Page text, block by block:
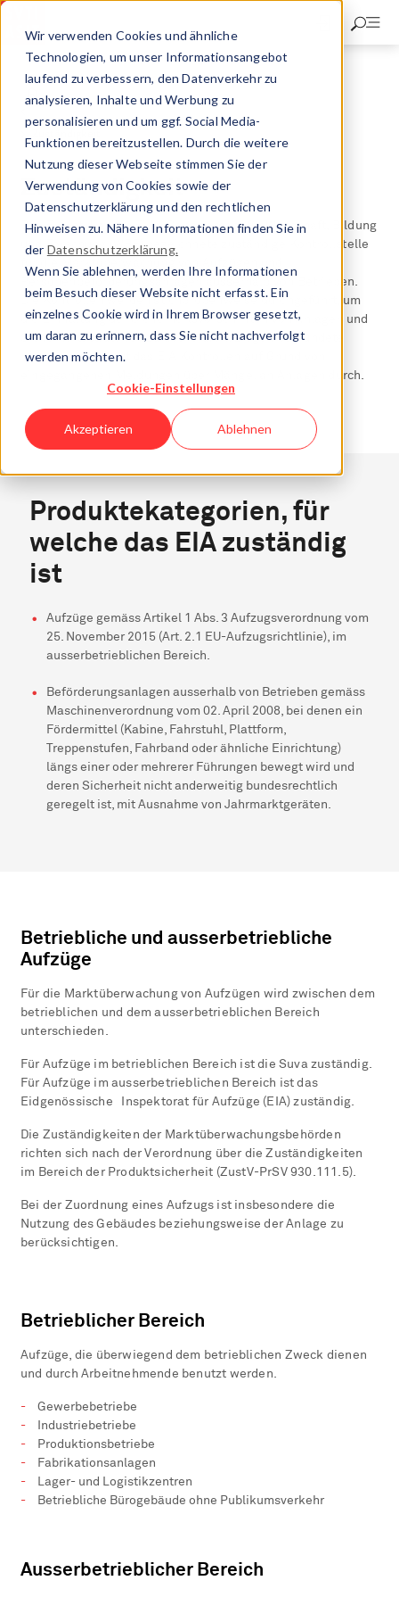
Wir verwenden Cookies und ähnliche
Technologien, um unser Informationsangebot
laufend zu verbessern, den Datenverkehr zu
analysieren, Inhalte und Werbung zu
personalisieren und um ggf. Social Media-
Funktionen bereitzustellen. Durch die weitere
Nutzung dieser Webseite stimmen Sie der
Verwendung von Cookies sowie der
Datenschutzerklärung und den rechtlichen
Hinweisen zu. Nähere Informationen finden Sie in
der Datenschutzerklärung.
Wenn Sie ablehnen, werden Ihre Informationen
beim Besuch dieser Website nicht erfasst. Ein
einzelnes Cookie wird in Ihrem Browser gesetzt,
um daran zu erinnern, dass Sie nicht nachverfolgt
werden möchten.
Cookie-Einstellungen
Akzeptieren Ablehnen
Direkt
Eidg. Inspektorat für Aufzüge
Zuständigkeit
Das EIA ist die vom Eidg. Departement für Wirtschaft, Bildung
und Forschung (WBF) bezeichnete zuständige Kontrollstelle
Personenbeförderungsanlagen ausserhalb von Betrieben.
Die Kontrollen werden stichprobenweise durchgeführt, um
die Einhaltung der Sicherheitsvorschriften von Anlagen und
Sicherheitsbauteilen zu überprüfen. Liegen begründete
Hinweise vor, führt das EIA Kontrollen auf Grund von
eingegangenen Meldungen über Mängel an Anlagen durch.
Produktekategorien, für
welche das EIA zuständig
ist
Aufzüge gemäss Artikel 1 Abs. 3 Aufzugsverordnung vom
25. November 2015 (Art. 2.1 EU-Aufzugsrichtlinie), im
ausserbetrieblichen Bereich.
Beförderungsanlagen ausserhalb von Betrieben gemäss
Maschinenverordnung vom 02. April 2008, bei denen ein
Fördermittel (Kabine, Fahrstuhl, Plattform,
Treppenstufen, Fahrband oder ähnliche Einrichtung)
längs einer oder mehrerer Führungen bewegt wird und
deren Sicherheit nicht anderweitig bundesrechtlich
geregelt ist, mit Ausnahme von Jahrmarktgeräten.
Betriebliche und ausserbetriebliche
Aufzüge
Für die Marktüberwachung von Aufzügen wird zwischen dem
betrieblichen und dem ausserbetrieblichen Bereich
unterschieden.
Für Aufzüge im betrieblichen Bereich ist die Suva zuständig.
Für Aufzüge im ausserbetrieblichen Bereich ist das
Eidgenössische Inspektorat für Aufzüge (EIA) zuständig.
Die Zuständigkeiten der Marktüberwachungsbehörden
richten sich nach der Verordnung über die Zuständigkeiten
im Bereich der Produktsicherheit (ZustV-PrSV 930.111.5).
Bei der Zuordnung eines Aufzugs ist insbesondere die
Nutzung des Gebäudes beziehungsweise der Anlage zu
berücksichtigen.
Betrieblicher Bereich
Aufzüge, die überwiegend dem betrieblichen Zweck dienen
und durch Arbeitnehmende benutzt werden.
Gewerbebetriebe
Industriebetriebe
Produktionsbetriebe
Fabrikationsanlagen
Lager- und Logistikzentren
Betriebliche Bürogebäude ohne Publikumsverkehr
Ausserbetrieblicher Bereich